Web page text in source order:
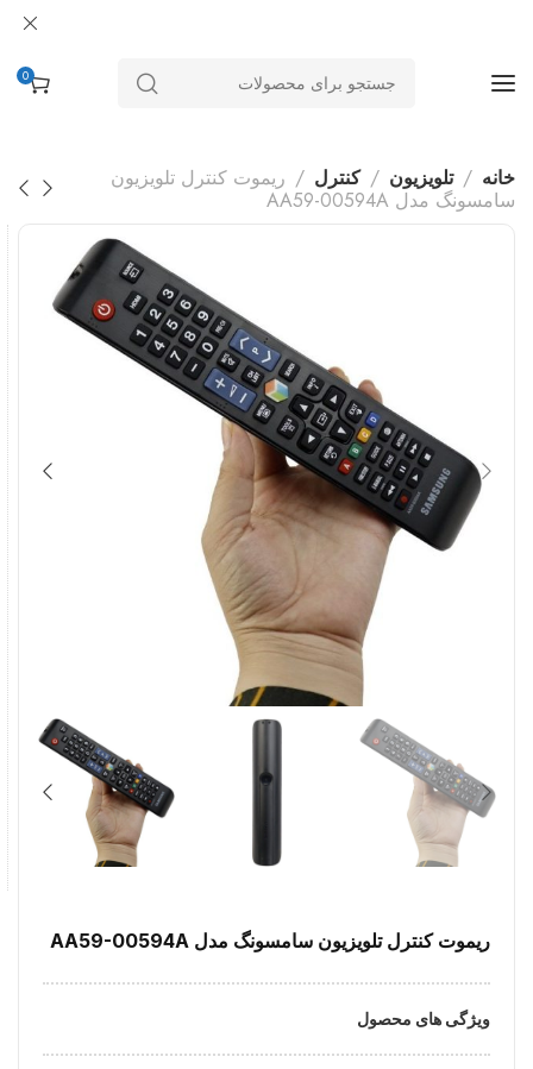
0
خانه تلویزیون کنترل
ریموت کنترل تلویزیون
سامسونگ مدل AA59-00594A
ریموت کنترل تلویزیون سامسونگ مدل AA59-00594A
ویژگی های محصول